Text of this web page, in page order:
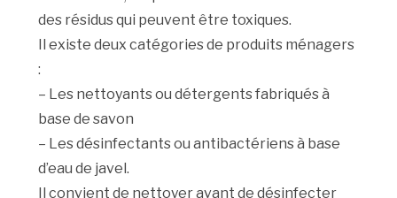
des résidus qui peuvent être toxiques.
Il existe deux catégories de produits ménagers
:
– Les nettoyants ou détergents fabriqués à
base de savon
– Les désinfectants ou antibactériens à base
d’eau de javel.
Il convient de nettoyer avant de désinfecter